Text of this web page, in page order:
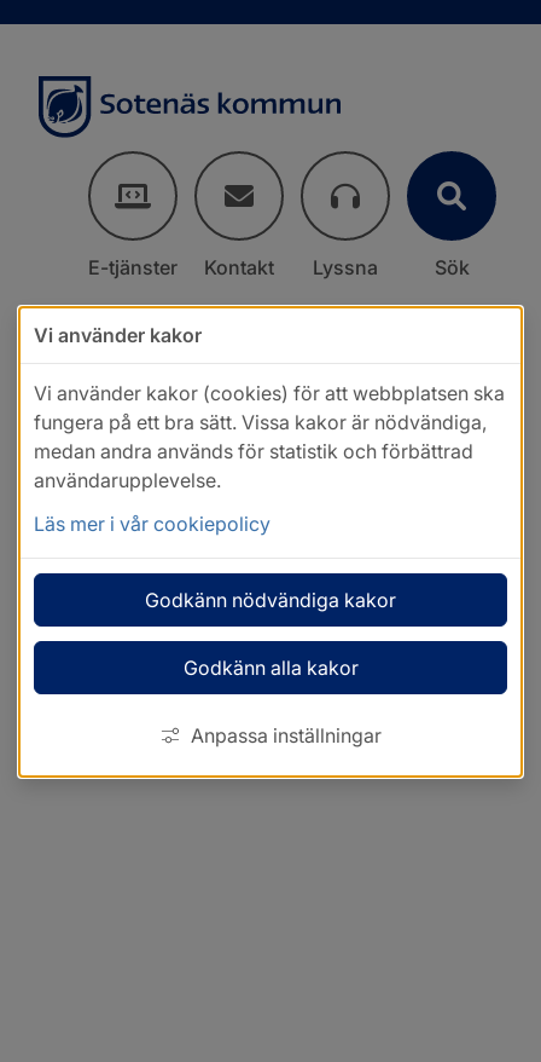
E-tjänster Kontakt Lyssna Sök
Vi använder kakor
Vi använder kakor (cookies) för att webbplatsen ska
fungera på ett bra sätt. Vissa kakor är nödvändiga,
medan andra används för statistik och förbättrad
användarupplevelse.
Läs mer i vår cookiepolicy
Godkänn nödvändiga kakor
Godkänn alla kakor
Anpassa inställningar